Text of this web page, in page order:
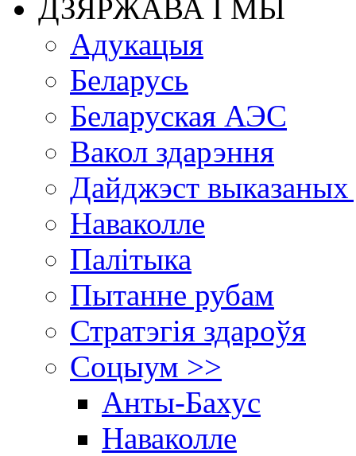
ДЗЯРЖАВА І МЫ
Адукацыя
Беларусь
Беларуская АЭС
Вакол здарэння
Дайджэст
Наваколле
Палітыка
Пытанне рубам
Стратэгія здароўя
Соцыум >>
Анты-Бахус
Наваколле